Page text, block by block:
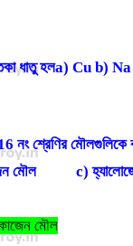
ধাতু হলa) Cu b)
16 নং শ্রেণির
মৌল c)
মৌল